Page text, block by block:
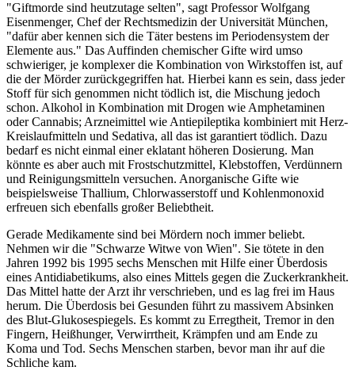
"Giftmorde sind heutzutage selten", sagt Professor Wolfgang
Eisenmenger, Chef der Rechtsmedizin der Universität München,
"dafür aber kennen sich die Täter bestens im Periodensystem der
Elemente aus." Das Auffinden chemischer Gifte wird umso
schwieriger, je komplexer die Kombination von Wirkstoffen ist, auf
die der Mörder zurückgegriffen hat. Hierbei kann es sein, dass jeder
Stoff für sich genommen nicht tödlich ist, die Mischung jedoch
schon. Alkohol in Kombination mit Drogen wie Amphetaminen
oder Cannabis; Arzneimittel wie Antiepileptika kombiniert mit Herz-
Kreislaufmitteln und Sedativa, all das ist garantiert tödlich. Dazu
bedarf es nicht einmal einer eklatant höheren Dosierung. Man
könnte es aber auch mit Frostschutzmittel, Klebstoffen, Verdünnern
und Reinigungsmitteln versuchen. Anorganische Gifte wie
beispielsweise Thallium, Chlorwasserstoff und Kohlenmonoxid
erfreuen sich ebenfalls großer Beliebtheit.
Gerade Medikamente sind bei Mördern noch immer beliebt.
Nehmen wir die "Schwarze Witwe von Wien". Sie tötete in den
Jahren 1992 bis 1995 sechs Menschen mit Hilfe einer Überdosis
eines Antidiabetikums, also eines Mittels gegen die Zuckerkrankheit.
Das Mittel hatte der Arzt ihr verschrieben, und es lag frei im Haus
herum. Die Überdosis bei Gesunden führt zu massivem Absinken
des Blut-Glukosespiegels. Es kommt zu Erregtheit, Tremor in den
Fingern, Heißhunger, Verwirrtheit, Krämpfen und am Ende zu
Koma und Tod. Sechs Menschen starben, bevor man ihr auf die
Schliche kam.